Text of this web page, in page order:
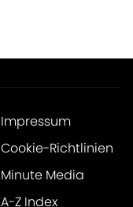
Impressum
Cookie-Richtlinien
Minute Media
A-Z Index